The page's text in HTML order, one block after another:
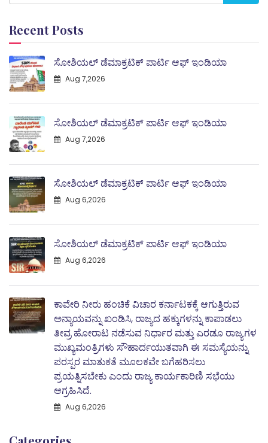
Recent Posts
ಸೋಶಿಯಲ್ ಡೆಮಾಕ್ರಟಿಕ್ ಪಾರ್ಟಿ ಆಫ್ ಇಂಡಿಯಾ
Aug 7,2026
ಸೋಶಿಯಲ್ ಡೆಮಾಕ್ರಟಿಕ್ ಪಾರ್ಟಿ ಆಫ್ ಇಂಡಿಯಾ
Aug 7,2026
ಸೋಶಿಯಲ್ ಡೆಮಾಕ್ರಟಿಕ್ ಪಾರ್ಟಿ ಆಫ್ ಇಂಡಿಯಾ
Aug 6,2026
ಸೋಶಿಯಲ್ ಡೆಮಾಕ್ರಟಿಕ್ ಪಾರ್ಟಿ ಆಫ್ ಇಂಡಿಯಾ
Aug 6,2026
ಕಾವೇರಿ ನೀರು ಹಂಚಿಕೆ ವಿಚಾರ ಕರ್ನಾಟಕಕ್ಕೆ ಆಗುತ್ತಿರುವ
ಅನ್ಯಾಯವನ್ನು ಖಂಡಿಸಿ, ರಾಜ್ಯದ ಹಕ್ಕುಗಳನ್ನು ಕಾಪಾಡಲು
ತೀವ್ರ ಹೋರಾಟ ನಡೆಸುವ ನಿರ್ಧಾರ ಮತ್ತು ಎರಡೂ ರಾಜ್ಯಗಳ
ಮುಖ್ಯಮಂತ್ರಿಗಳು ಸೌಹಾರ್ದಯುತವಾಗಿ ಈ ಸಮಸ್ಯೆಯನ್ನು
ಪರಸ್ಪರ ಮಾತುಕತೆ ಮೂಲಕವೇ ಬಗೆಹರಿಸಲು
ಪ್ರಯತ್ನಿಸಬೇಕು ಎಂದು ರಾಜ್ಯ ಕಾರ್ಯಕಾರಿಣಿ ಸಭೆಯು
ಆಗ್ರಹಿಸಿದೆ.
Aug 6,2026